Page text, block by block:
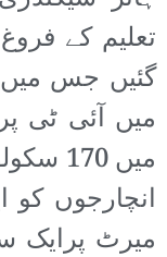
تعلیم کے
میں آئی ٹی
میں
انچارجوں
میرٹ پرایک